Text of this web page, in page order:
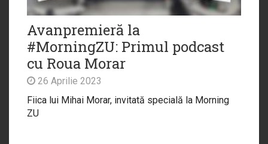
Avanpremieră la
#MorningZU: Primul podcast
cu Roua Morar
26 Aprilie 2023
Fiica lui Mihai Morar, invitată specială la Morning
ZU